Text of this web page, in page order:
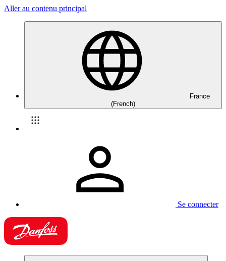
Aller au contenu principal
France
(French)
Se connecter